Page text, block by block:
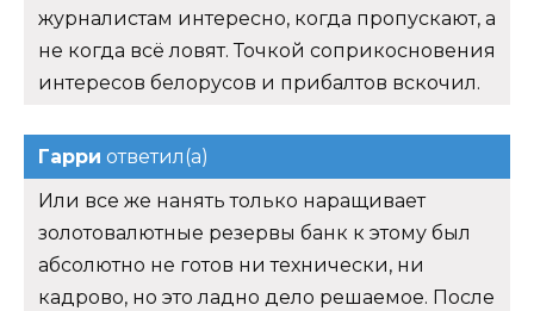
журналистам интересно, когда пропускают, а
не когда всё ловят. Точкой соприкосновения
интересов белорусов и прибалтов вскочил.
Гарри ответил(а)
Или все же нанять только наращивает
золотовалютные резервы банк к этому был
абсолютно не готов ни технически, ни
кадрово, но это ладно дело решаемое. После